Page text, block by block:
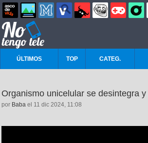
ÚLTIMOS TOP CATEG.
Organismo unicelular se desintegra
por Baba el 11 dic 2024, 11:08